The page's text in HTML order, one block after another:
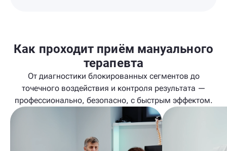
Как проходит приём мануального
терапевта
От диагностики блокированных сегментов до
точечного воздействия и контроля результата —
профессионально, безопасно, с быстрым эффектом.